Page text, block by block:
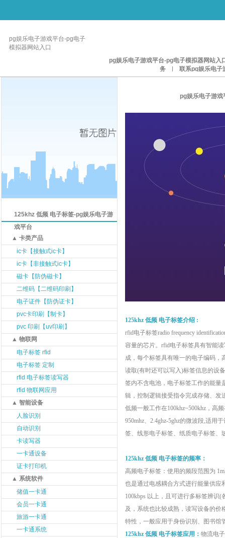
pg娱乐电子游戏平台-pg电子模拟器网站入
务
联系pg娱乐电子
pg娱乐电子游戏平台-pg电子
模拟器网站入口
125khz 低频 电子标签-pg娱乐电子游
戏平台
▲ 卡类产品
ic卡【接触式ic卡】
ic卡【非接触式ic卡】
磁卡【防伪磁卡】
二维码【二维码印刷】
电子证件【防伪证卡】
pvc卡印刷【制卡】
pvc 印刷【uv印刷】
▲ 物联网
电子标签 rfid
电子标签 定制
rfid 电子标签读写器
rfid 物联网应用
▲ 智能设备
人脸识别
自动识别
卡读写器
一卡通设备
证卡打印机
▲ 系统软件
储值一卡通
会员一卡通
旅游一卡通
一卡通系统
pg娱乐电子游戏
125khz 低频 电子标签介绍 :
rfid电子标签radio frequency
容量的芯片。rfid电子标签具有智能
成，每个标签具有唯一的电子编码，
读取(有时还可以写入)标签信息的设
签内不含电池，电子标签工作的能量
辑，控制逻辑接受指令完成存储、发
低频一般工作在100khz~500khz，高
950mhz、2.4ghz-5ghz的微波段,适
签、线形电子标签、纸质电子标签、
125khz 低频 电子标签的频率：
高频电子标签：使用的频段范围为
也是通过电感耦合方式进行能量供应
100kbps 以上，且可进行多标签辨识
及，系统也比较成熟，读写设备的价
特性，一般应用于身份识别、图书馆
125khz 低频 电子标签应用： 物流电